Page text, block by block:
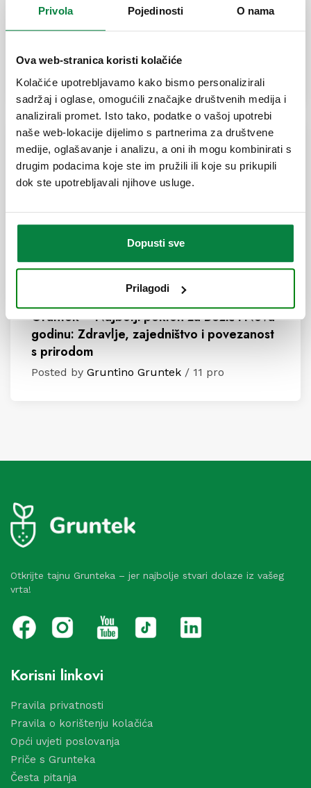
Privola Pojedinosti O nama
Ova web-stranica koristi kolačiće
Kolačiće upotrebljavamo kako bismo personalizirali
sadržaj i oglase, omogućili značajke društvenih medija i
analizirali promet. Isto tako, podatke o vašoj upotrebi
naše web-lokacije dijelimo s partnerima za društvene
medije, oglašavanje i analizu, a oni ih mogu kombinirati s
drugim podacima koje ste im pružili ili koje su prikupili
dok ste upotrebljavali njihove usluge.
Dopusti sve
Prilagodi
Brzo i jednostavno do svojih Gruntek
košarica
Gruntek – Najbolji poklon za Božić i Novu
godinu: Zdravlje, zajedništvo i povezanost
s prirodom
Posted by Gruntino Gruntek / 11 pro
Otkrijte tajnu Grunteka – jer najbolje stvari dolaze iz vašeg
vrta!
Korisni linkovi
Pravila privatnosti
Pravila o korištenju kolačića
Opći uvjeti poslovanja
Priče s Grunteka
Česta pitanja